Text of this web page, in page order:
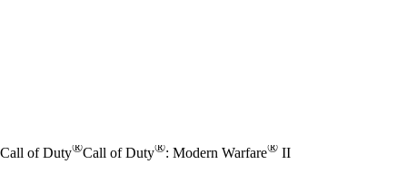
Call of Duty®Call of Duty®: Modern Warfare® II